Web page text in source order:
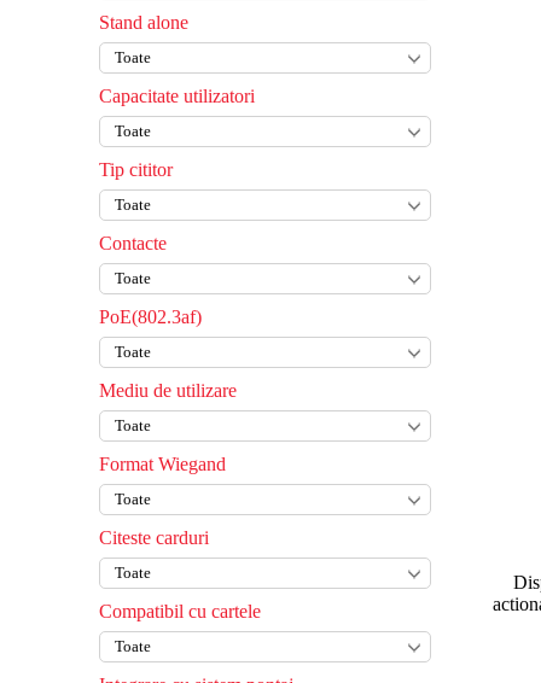
Stand alone
Capacitate utilizatori
Tip cititor
Contacte
PoE(802.3af)
Mediu de utilizare
Format Wiegand
Citeste carduri
Compatibil cu cartele